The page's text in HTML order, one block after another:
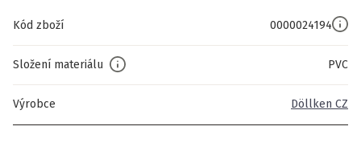
Kód zboží 0000024194
Složení materiálu PVC
Výrobce Döllken CZ